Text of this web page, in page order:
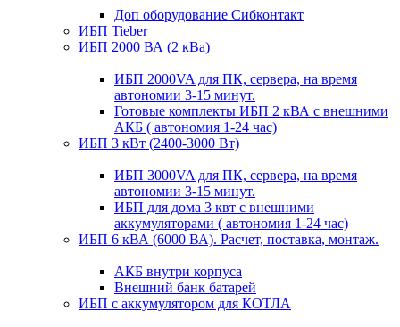
Доп оборудование Сибконтакт
ИБП Tieber
ИБП 2000 ВА (2 кВа)
ИБП 2000VA для ПК, сервера, на время
автономии 3-15 минут.
Готовые комплекты ИБП 2 кВА с внешними
АКБ ( автономия 1-24 час)
ИБП 3 кВт (2400-3000 Вт)
ИБП 3000VA для ПК, сервера, на время
автономии 3-15 минут.
ИБП для дома 3 квт с внешними
аккумуляторами ( автономия 1-24 час)
ИБП 6 кВА (6000 ВА). Расчет, поставка, монтаж.
АКБ внутри корпуса
Внешний банк батарей
ИБП с аккумулятором для КОТЛА